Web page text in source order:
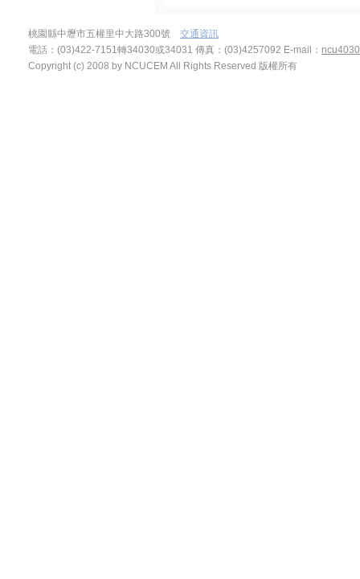
桃園縣中壢市五權里中大路300號 交通資訊
電話：(03)422-7151轉34030或34031 傳真：(03)4257092 E-mail：
Copyright (c) 2008 by NCUCEM All Rights Reserved 版權所有